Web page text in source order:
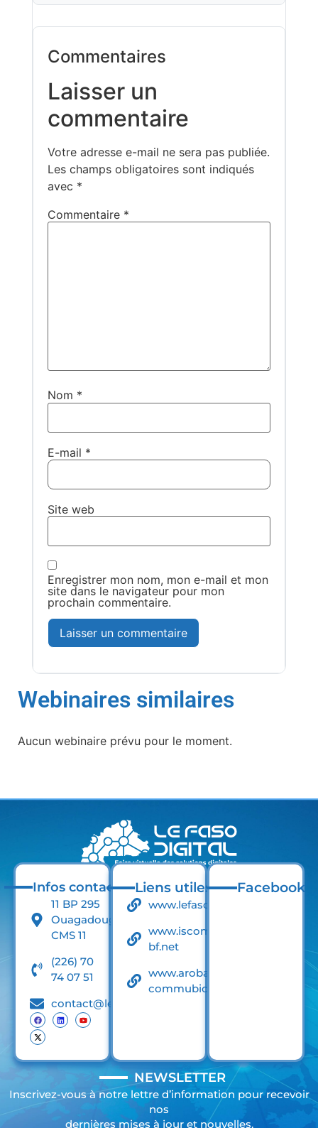
Commentaires
Laisser un
commentaire
Votre adresse e-mail ne sera pas publiée.
Les champs obligatoires sont indiqués
avec *
Commentaire *
Nom *
E-mail *
Site web
Enregistrer mon nom, mon e-mail et mon
site dans le navigateur pour mon
prochain commentaire.
Webinaires similaires
Aucun webinaire prévu pour le moment.
Infos contact
11 BP 295
Ouagadougou
CMS 11
(226) 70
74 07 51
contact@lefasodigital.net
Liens utiles
www.lefaso.net
www.iscom-
bf.net
www.arobase-
commubication.net
Facebook
NEWSLETTER
Inscrivez-vous à notre lettre d’information pour recevoir
nos
dernières mises à jour et nouvelles.